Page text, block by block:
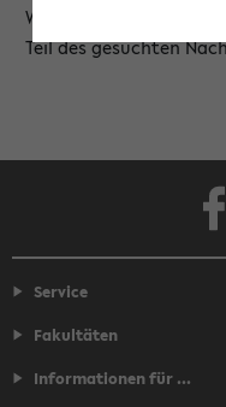
Wählen Sie die
Teil des gesuchten
Service
Fakultäten
Informationen für ...